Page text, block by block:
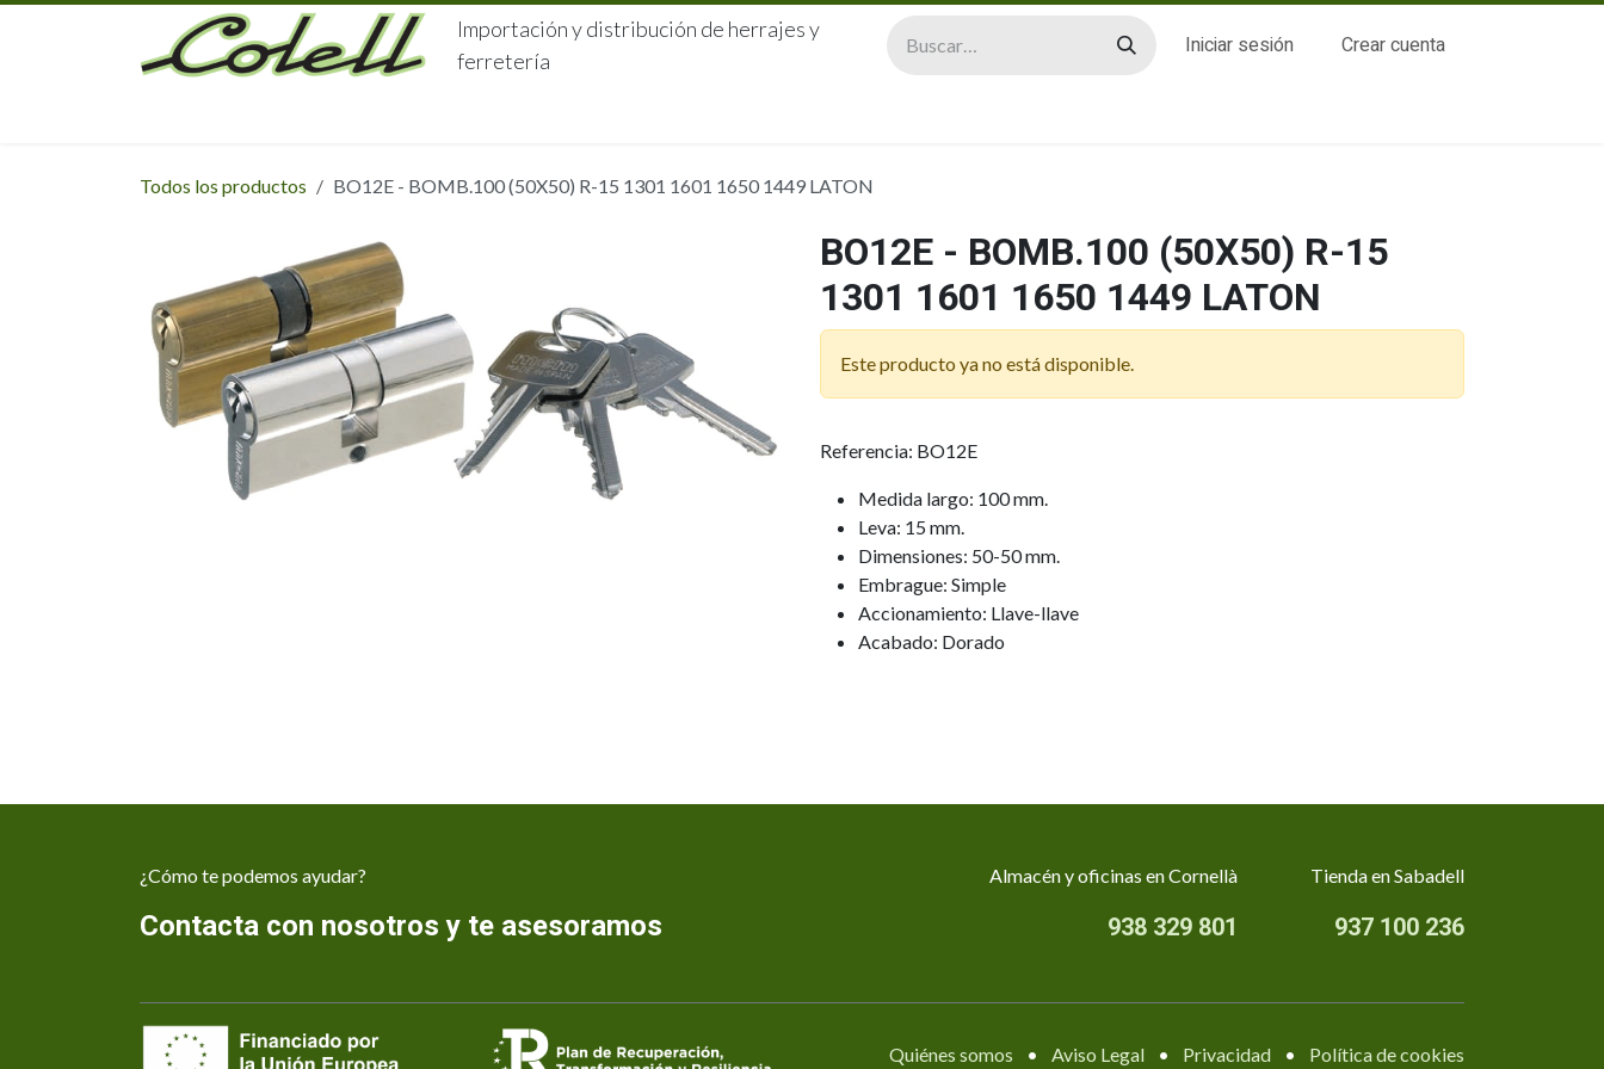
Ir al contenido
Importación y distribución de herrajes y
ferretería
Iniciar sesión Crear cuenta
Todos los productos BO12E - BOMB.100 (50X50) R-15 1301 1601 1650 1449 LATON
BO12E - BOMB.100 (50X50) R-15
1301 1601 1650 1449 LATON
Este producto ya no está disponible.
Referencia: BO12E
Medida largo: 100 mm.
Leva: 15 mm.
Dimensiones: 50-50 mm.
Embrague: Simple
Accionamiento: Llave-llave
Acabado: Dorado
¿Cómo te podemos ayudar?
Contacta con nosotros y te asesoramos
Almacén y oficinas en Cornellà
938 329 801
Tienda en Sabadell
937 100 236
Quiénes somos • Aviso Legal • Privacidad • Política de cookies